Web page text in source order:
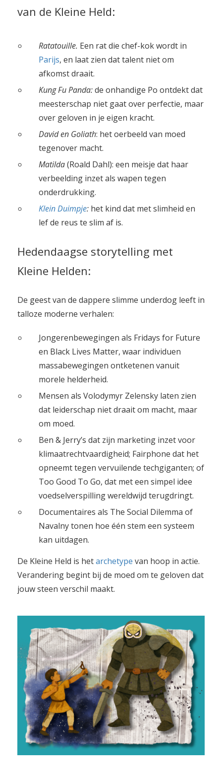
van de Kleine Held:
Ratatouille. Een rat die chef-kok wordt in
Parijs, en laat zien dat talent niet om
afkomst draait.
Kung Fu Panda:de onhandige Po ontdekt dat
meesterschap niet gaat over perfectie, maar
over geloven in je eigen kracht.
David en Goliath: het oerbeeld van moed
tegenover macht.
Matilda(Roald Dahl): een meisje dat haar
verbeelding inzet als wapen tegen
onderdrukking.
Klein Duimpje: het kind dat met slimheid en
lef de reus te slim af is.
Hedendaagse storytelling met
Kleine Helden:
De geest van de dappere slimme underdog leeft in
talloze moderne verhalen:
Jongerenbewegingen als Fridays for Future
en Black Lives Matter, waar individuen
massabewegingen ontketenen vanuit
morele helderheid.
Mensen als Volodymyr Zelensky laten zien
dat leiderschap niet draait om macht, maar
om moed.
Ben & Jerry’s dat zijn marketing inzet voor
klimaatrechtvaardigheid; Fairphone dat het
opneemt tegen vervuilende techgiganten; of
Too Good To Go, dat met een simpel idee
voedselverspilling wereldwijd terugdringt.
Documentaires als The Social Dilemma of
Navalny tonen hoe één stem een systeem
kan uitdagen.
De Kleine Held is hetarchetype van hoop in actie.
Verandering begint bij de moed om te geloven dat
jouw steen verschil maakt.